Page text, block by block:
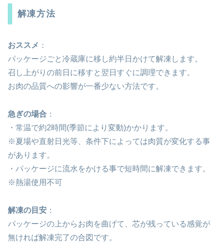
解凍方法
おススメ ：
パッケージごと冷蔵庫に移し約半日かけて解凍します。
召し上がりの前日に移すと翌日すぐに調理できます。
お肉の品質への影響が一番少ない方法です。
急ぎの場合 ：
・常温で約2時間(季節により変動)かかります。
※夏場や直射日光等、条件下によっては肉質が変化する事
があります。
・パッケージに流水をかける事で短時間に解凍できます。
※熱湯使用不可
解凍の目安 ：
パッケージの上からお肉を曲げて、芯が残っている感覚が
無ければ解凍完了の合図です。